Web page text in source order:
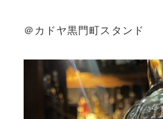
＠カドヤ黒門町スタンド